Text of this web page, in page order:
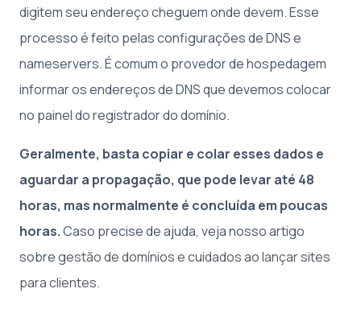
digitem seu endereço cheguem onde devem. Esse
processo é feito pelas configurações de DNS e
nameservers. É comum o provedor de hospedagem
informar os endereços de DNS que devemos colocar
no painel do registrador do domínio.
Geralmente, basta copiar e colar esses dados e
aguardar a propagação, que pode levar até 48
horas, mas normalmente é concluída em poucas
horas.Caso precise de ajuda, veja nosso artigo
sobregestão de domínios e cuidados ao lançar sites
para clientes.